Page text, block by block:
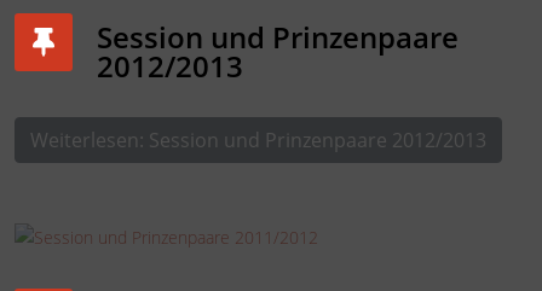
Session und Prinzenpaare
2012/2013
Weiterlesen: Session und Prinzenpaare 2012/2013